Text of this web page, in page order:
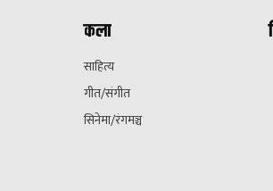
कला
साहित्य
गीत/संगीत
सिनेमा/रंगमञ्च